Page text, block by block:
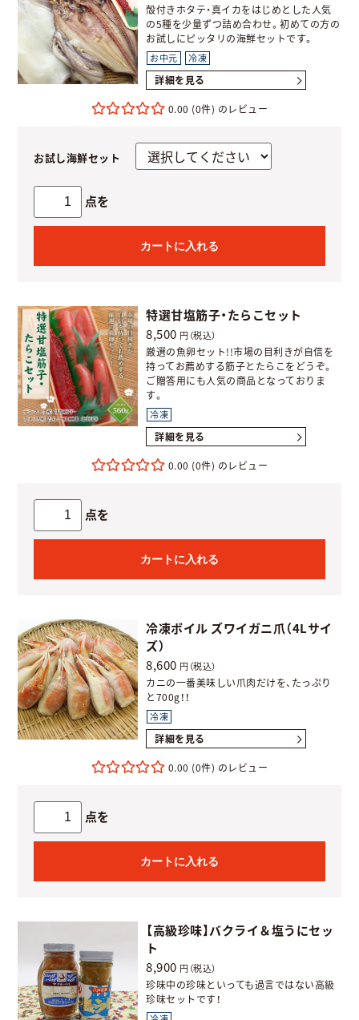
殻付きホタテ・真イカをはじめとした人気
の5種を少量ずつ詰め合わせ。初めての方の
お試しにピッタリの海鮮セットです。
お中元 冷凍
詳細を見る
0.00 (0件)
お試し海鮮セット
点を
カートに入れる
特選甘塩筋子・たらこセット
8,500 円（税込）
厳選の魚卵セット!!市場の目利きが自信を
持ってお薦めする筋子とたらこをどうぞ。
ご贈答用にも人気の商品となっておりま
す。
冷凍
詳細を見る
0.00 (0件)
点を
カートに入れる
冷凍ボイル ズワイガニ爪（4Lサイ
ズ）
8,600 円（税込）
カニの一番美味しい爪肉だけを、たっぷり
と700g！！
冷凍
詳細を見る
0.00 (0件)
点を
カートに入れる
【高級珍味】バクライ＆塩うにセッ
ト
8,900 円（税込）
珍味中の珍味といっても過言ではない高級
珍味セットです！